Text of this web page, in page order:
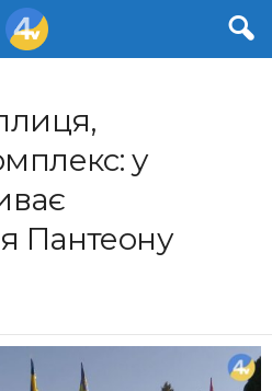
у
Пантеону